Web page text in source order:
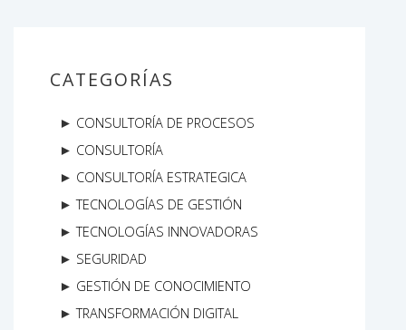
CATEGORÍAS
CONSULTORÍA DE PROCESOS
CONSULTORÍA
CONSULTORÍA ESTRATEGICA
TECNOLOGÍAS DE GESTIÓN
TECNOLOGÍAS INNOVADORAS
SEGURIDAD
GESTIÓN DE CONOCIMIENTO
TRANSFORMACIÓN DIGITAL